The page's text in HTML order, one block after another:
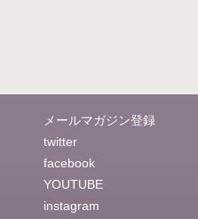
メールマガジン登録
twitter
facebook
YOUTUBE
instagram